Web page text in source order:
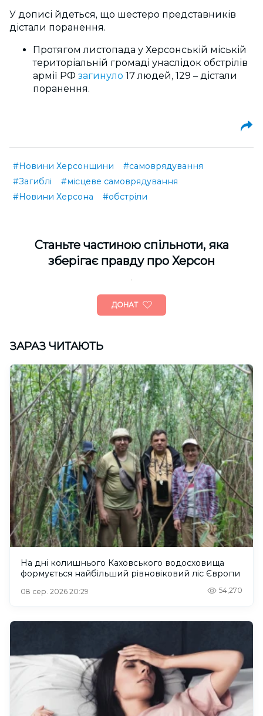
У дописі йдеться, що шестеро представників
дістали поранення.
Протягом листопада у Херсонській міській
територіальній громаді унаслідок обстрілів
армії РФ загинуло 17 людей, 129 – дістали
поранення.
#Новини Херсонщини
#самоврядування
#Загиблі
#місцеве самоврядування
#Новини Херсона
#обстріли
Cтаньте частиною спільноти, яка
зберігає правду про Херсон
ДОНАТ
ЗАРАЗ ЧИТАЮТЬ
На дні колишнього Каховського водосховища
формується найбільший рівновіковий ліс Європи
08 сер. 2026 20:29 54,270